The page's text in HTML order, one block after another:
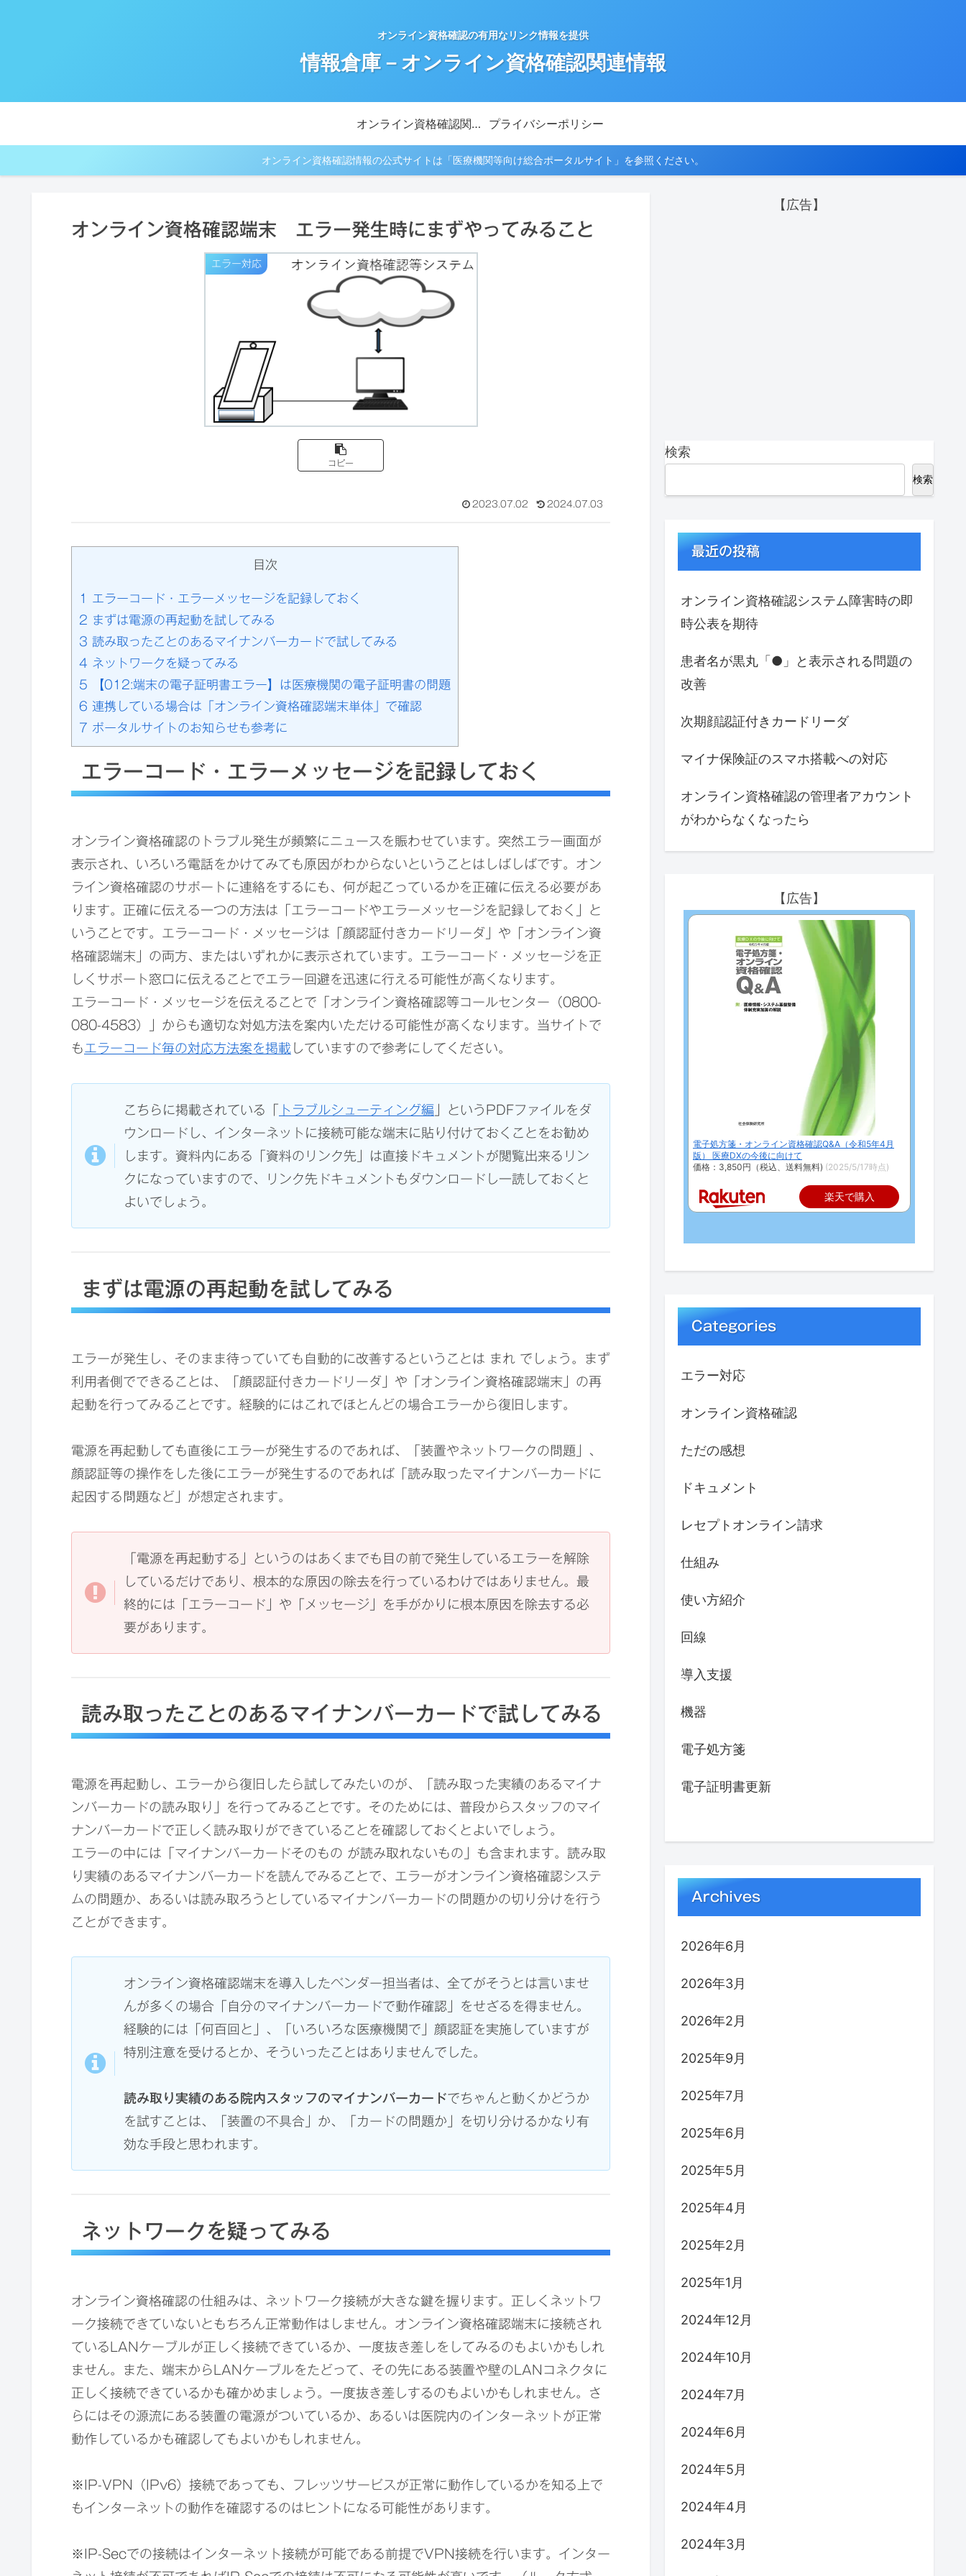
オンライン資格確認の有用なリンク情報を提供
情報倉庫－オンライン資格確認関連情報
オンライン資格確認関連情報 プライバシーポリシー
オンライン資格確認情報の公式サイトは「医療機関等向け総合ポータルサイト」を参照ください。
オンライン資格確認端末 エラー発生時にまずやってみること
エラー対応
コピー
2023.07.02 2024.07.03
目次
1
エラーコード・エラーメッセージを記録しておく
2 まずは電源の再起動を試してみる
3 読み取ったことのあるマイナンバーカードで試してみる
4 ネットワークを疑ってみる
5 【012:端末の電子証明書エラー】は医療機関の電子証明書の問題
6 連携している場合は「オンライン資格確認端末単体」で確認
7 ポータルサイトのお知らせも参考に
エラーコード・エラーメッセージを記録しておく
オンライン資格確認のトラブル発生が頻繁にニュースを賑わせています。突然エラー画面が
表示され、いろいろ電話をかけてみても原因がわからないということはしばしばです。オン
ライン資格確認のサポートに連絡をするにも、何が起こっているかを正確に伝える必要があ
ります。正確に伝える一つの方法は「エラーコードやエラーメッセージを記録しておく」と
いうことです。エラーコード・メッセージは「顔認証付きカードリーダ」や「オンライン資
格確認端末」の両方、またはいずれかに表示されています。エラーコード・メッセージを正
しくサポート窓口に伝えることでエラー回避を迅速に行える可能性が高くなります。
エラーコード・メッセージを伝えることで「オンライン資格確認等コールセンター（0800-
080-4583）」からも適切な対処方法を案内いただける可能性が高くなります。当サイトで
も エラーコード毎の対応方法案を掲載 していますので参考にしてください。
こちらに掲載されている「 トラブルシューティング編 」というPDFファイルをダ
ウンロードし、インターネットに接続可能な端末に貼り付けておくことをお勧め
します。資料内にある「資料のリンク先」は直接ドキュメントが閲覧出来るリン
クになっていますので、リンク先ドキュメントもダウンロードし一読しておくと
よいでしょう。
まずは電源の再起動を試してみる
エラーが発生し、そのまま待っていても自動的に改善するということは まれ でしょう。まず
利用者側でできることは、「顔認証付きカードリーダ」や「オンライン資格確認端末」の再
起動を行ってみることです。経験的にはこれでほとんどの場合エラーから復旧します。
電源を再起動しても直後にエラーが発生するのであれば、「装置やネットワークの問題」、
顔認証等の操作をした後にエラーが発生するのであれば「読み取ったマイナンバーカードに
起因する問題など」が想定されます。
「電源を再起動する」というのはあくまでも目の前で発生しているエラーを解除
しているだけであり、根本的な原因の除去を行っているわけではありません。最
終的には「エラーコード」や「メッセージ」を手がかりに根本原因を除去する必
要があります。
読み取ったことのあるマイナンバーカードで試してみる
電源を再起動し、エラーから復旧したら試してみたいのが、「読み取った実績のあるマイナ
ンバーカードの読み取り」を行ってみることです。そのためには、普段からスタッフのマイ
ナンバーカードで正しく読み取りができていることを確認しておくとよいでしょう。
エラーの中には「マイナンバーカードそのもの が読み取れないもの」も含まれます。読み取
り実績のあるマイナンバーカードを読んでみることで、エラーがオンライン資格確認システ
ムの問題か、あるいは読み取ろうとしているマイナンバーカードの問題かの切り分けを行う
ことができます。
オンライン資格確認端末を導入したベンダー担当者は、全てがそうとは言いませ
んが多くの場合「自分のマイナンバーカードで動作確認」をせざるを得ません。
経験的には「何百回と」、「いろいろな医療機関で」顔認証を実施していますが
特別注意を受けるとか、そういったことはありませんでした。
読み取り実績のある院内スタッフのマイナンバーカードでちゃんと動くかどうか
を試すことは、「装置の不具合」か、「カードの問題か」を切り分けるかなり有
効な手段と思われます。
ネットワークを疑ってみる
オンライン資格確認の仕組みは、ネットワーク接続が大きな鍵を握ります。正しくネットワ
ーク接続できていないともちろん正常動作はしません。オンライン資格確認端末に接続され
ているLANケーブルが正しく接続できているか、一度抜き差しをしてみるのもよいかもしれ
ません。また、端末からLANケーブルをたどって、その先にある装置や壁のLANコネクタに
正しく接続できているかも確かめましょう。一度抜き差しするのもよいかもしれません。さ
らにはその源流にある装置の電源がついているか、あるいは医院内のインターネットが正常
動作しているかも確認してもよいかもしれません。
※IP-VPN（IPv6）接続であっても、フレッツサービスが正常に動作しているかを知る上で
もインターネットの動作を確認するのはヒントになる可能性があります。
※IP-Secでの接続はインターネット接続が可能である前提でVPN接続を行います。インター
【広告】
検索
検索
最近の投稿
オンライン資格確認システム障害時の即
時公表を期待
患者名が黒丸「●」と表示される問題の
改善
次期顔認証付きカードリーダ
マイナ保険証のスマホ搭載への対応
オンライン資格確認の管理者アカウント
がわからなくなったら
【広告】
電子処方箋・オンライン資格確認Q&A（令和5年4月
版） 医療DXの今後に向けて
価格：3,850円（税込、送料無料) (2025/5/17時点)
楽天で購入
Categories
エラー対応
オンライン資格確認
ただの感想
ドキュメント
レセプトオンライン請求
仕組み
使い方紹介
回線
導入支援
機器
電子処方箋
電子証明書更新
Archives
2026年6月
2026年3月
2026年2月
2025年9月
2025年7月
2025年6月
2025年5月
2025年4月
2025年2月
2025年1月
2024年12月
2024年10月
2024年7月
2024年6月
2024年5月
2024年4月
2024年3月